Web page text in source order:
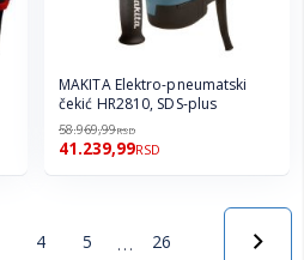
MAKITA Elektro-pneumatski
čekić HR2810, SDS-plus
58.969,99RSD
41.239,99RSD
4 5 … 26